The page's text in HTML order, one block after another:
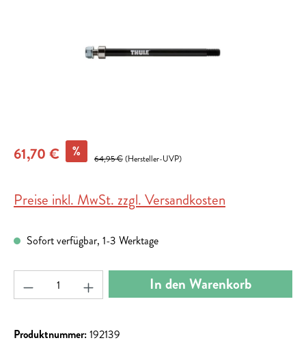
61,70 € % 64,95 €(Hersteller-UVP)
Preise inkl. MwSt. zzgl. Versandkosten
Sofort verfügbar, 1-3 Werktage
Produkt Anzahl: Gib den gewünschten Wert ein
In den Warenkorb
Produktnummer:192139